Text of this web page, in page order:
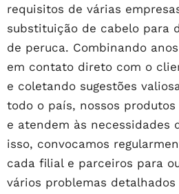
requisitos de várias
substituição de cabelo para
de peruca. Combinando
em contato direto com o
e coletando sugestões
todo o país, nossos
e atendem às necessidades
isso, convocamos
cada filial e parceiros para
vários problemas